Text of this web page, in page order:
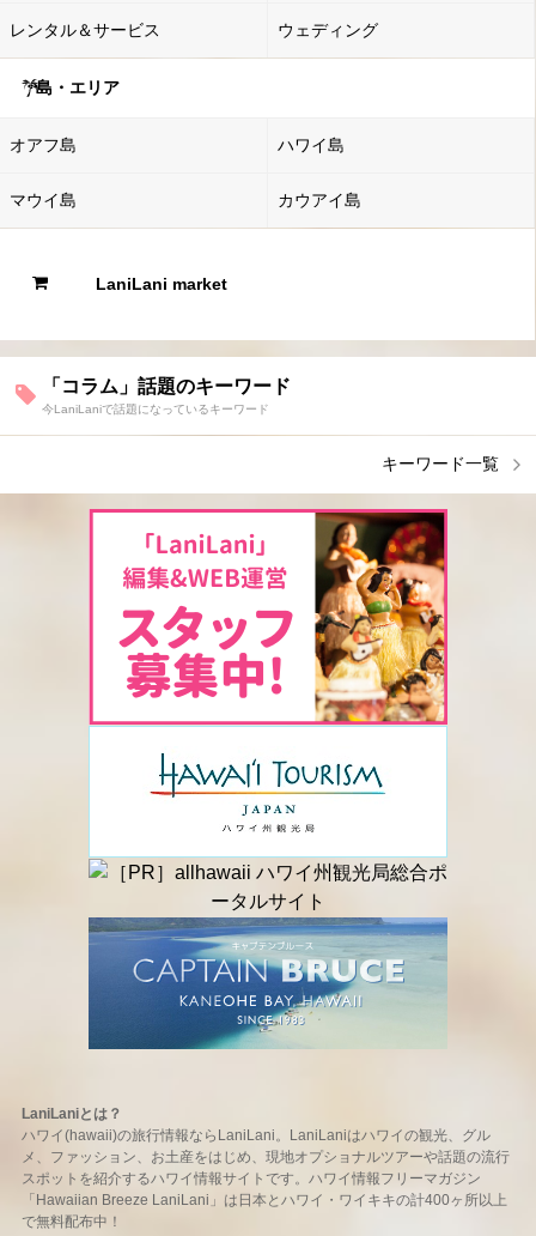
レンタル＆サービス ウェディング
島・エリア
オアフ島 ハワイ島
マウイ島 カウアイ島
LaniLani market
「コラム」話題のキーワード
今LaniLaniで話題になっているキーワード
キーワード一覧
LaniLaniとは？
ハワイ(hawaii)の旅行情報ならLaniLani。LaniLaniはハワイの観光、グル
メ、ファッション、お土産をはじめ、現地オプショナルツアーや話題の流行
スポットを紹介するハワイ情報サイトです。ハワイ情報フリーマガジン
「Hawaiian Breeze LaniLani」は日本とハワイ・ワイキキの計400ヶ所以上
で無料配布中！